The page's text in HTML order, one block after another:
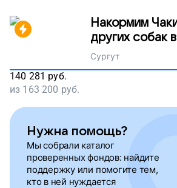
Накормим
других собак
Сургут
140 281 руб.
из 163 200 руб.
Нужна помощь?
Мы собрали каталог
проверенных фондов: найдите
поддержку или помогите тем,
кто в ней нуждается